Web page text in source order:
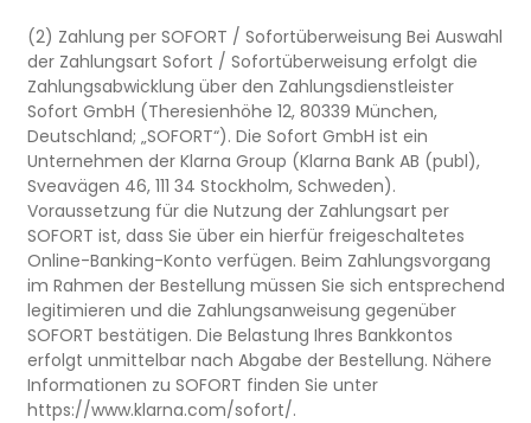
(2) Zahlung per SOFORT / Sofortüberweisung Bei Auswahl
der Zahlungsart Sofort / Sofortüberweisung erfolgt die
Zahlungsabwicklung über den Zahlungsdienstleister
Sofort GmbH (Theresienhöhe 12, 80339 München,
Deutschland; „SOFORT“). Die Sofort GmbH ist ein
Unternehmen der Klarna Group (Klarna Bank AB (publ),
Sveavägen 46, 111 34 Stockholm, Schweden).
Voraussetzung für die Nutzung der Zahlungsart per
SOFORT ist, dass Sie über ein hierfür freigeschaltetes
Online-Banking-Konto verfügen. Beim Zahlungsvorgang
im Rahmen der Bestellung müssen Sie sich entsprechend
legitimieren und die Zahlungsanweisung gegenüber
SOFORT bestätigen. Die Belastung Ihres Bankkontos
erfolgt unmittelbar nach Abgabe der Bestellung. Nähere
Informationen zu SOFORT finden Sie unter
https://www.klarna.com/sofort/.